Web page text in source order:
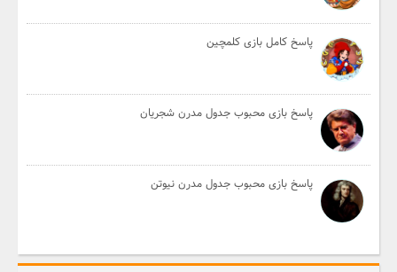
پاسخ کامل بازی کلمچین
پاسخ بازی محبوب جدول مدرن شجریان
پاسخ بازی محبوب جدول مدرن نیوتن